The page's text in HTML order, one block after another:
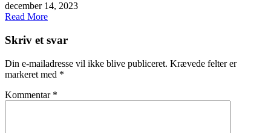
december 14, 2023
Read More
Skriv et svar
Din e-mailadresse vil ikke blive publiceret. Krævede felter er
markeret med *
Kommentar *